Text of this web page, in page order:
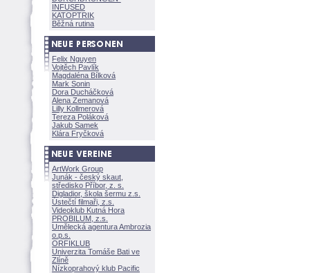
INFUSED
KATOPTRIK
Běžná rutina
Felix Nguyen
Vojtěch Pavlík
Magdaléna Bílkov
Mark Sonin
Dora Ducháčkov
Alena Zemanov
Lilly Kollmerov
Tereza Polákov
Jakub Samek
Klára Fryčkov
ArtWork Group
Junák - český skaut,
středisko Příbor, z. s.
Digladior, škola šermu z.s.
Ústečtí filmaři, z.s.
Videoklub Kutná Hora
PROBILUM, z.s.
Umělecká agentura Ambrozia
o.p.s.
ORFIKLUB
Univerzita Tomáše Bati ve
Zlíně
Nízkoprahový klub Pacific